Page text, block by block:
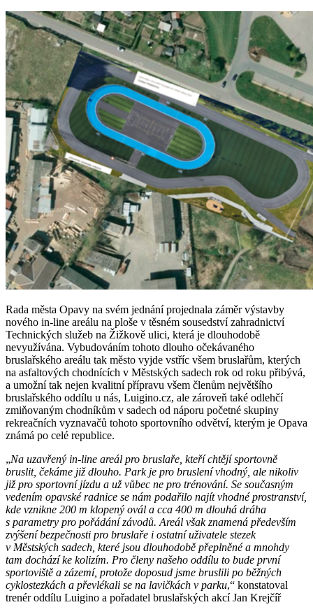
Rada města Opavy na svém jednání projednala záměr výstavby
nového in-line areálu na ploše v těsném sousedství zahradnictví
Technických služeb na Žižkově ulici, která je dlouhodobě
nevyužívána. Vybudováním tohoto dlouho očekávaného
bruslařského areálu tak město vyjde vstříc všem bruslařům, kterých
na asfaltových chodnících v Městských sadech rok od roku přibývá,
a umožní tak nejen kvalitní přípravu všem členům největšího
bruslařského oddílu u nás, Luigino.cz, ale zároveň také odlehčí
zmiňovaným chodníkům v sadech od náporu početné skupiny
rekreačních vyznavačů tohoto sportovního odvětví, kterým je Opava
známá po celé republice.
„Na uzavřený in-line areál pro bruslaře, kteří chtějí sportovně
bruslit, čekáme již dlouho. Park je pro bruslení vhodný, ale nikoliv
již pro sportovní jízdu a už vůbec ne pro trénování. Se současným
vedením opavské radnice se nám podařilo najít vhodné prostranství,
kde vznikne 200 m klopený ovál a cca 400 m dlouhá dráha
s parametry pro pořádání závodů. Areál však znamená především
zvýšení bezpečnosti pro bruslaře i ostatní uživatele stezek
v Městských sadech, které jsou dlouhodobě přeplněné a mnohdy
tam dochází ke kolizím. Pro členy našeho oddílu to bude první
sportoviště a zázemí, protože doposud jsme bruslili po běžných
cyklostezkách a převlékali se na lavičkách v parku,“ konstatoval
trenér oddílu Luigino a pořadatel bruslařských akcí Jan Krejčíř